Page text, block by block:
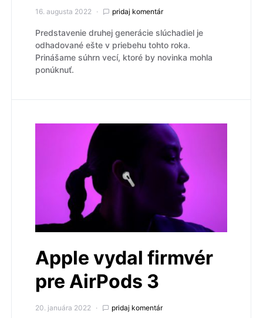
16. augusta 2022 pridaj komentár
Predstavenie druhej generácie slúchadiel je
odhadované ešte v priebehu tohto roka.
Prinášame súhrn vecí, ktoré by novinka mohla
ponúknuť.
Apple vydal firmvér
pre AirPods 3
20. januára 2022 pridaj komentár